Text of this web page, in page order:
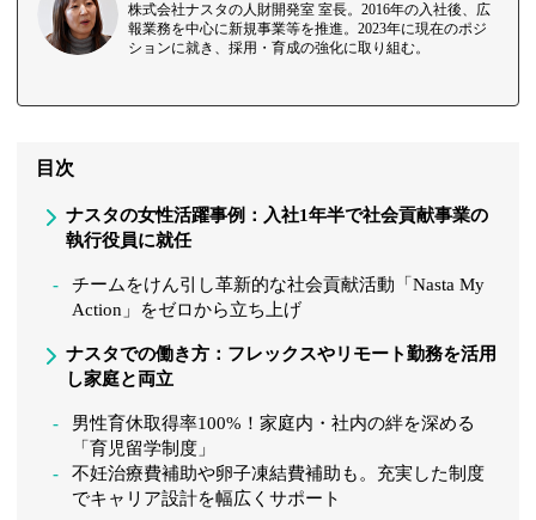
株式会社ナスタの人財開発室 室長。2016年の入社後、広
報業務を中心に新規事業等を推進。2023年に現在のポジ
ションに就き、採用・育成の強化に取り組む。
目次
ナスタの女性活躍事例：入社1年半で社会貢献事業の
執行役員に就任
チームをけん引し革新的な社会貢献活動「Nasta My
Action」をゼロから立ち上げ
ナスタでの働き方：フレックスやリモート勤務を活用
し家庭と両立
男性育休取得率100%！家庭内・社内の絆を深める
「育児留学制度」
不妊治療費補助や卵⼦凍結費補助も。充実した制度
でキャリア設計を幅広くサポート